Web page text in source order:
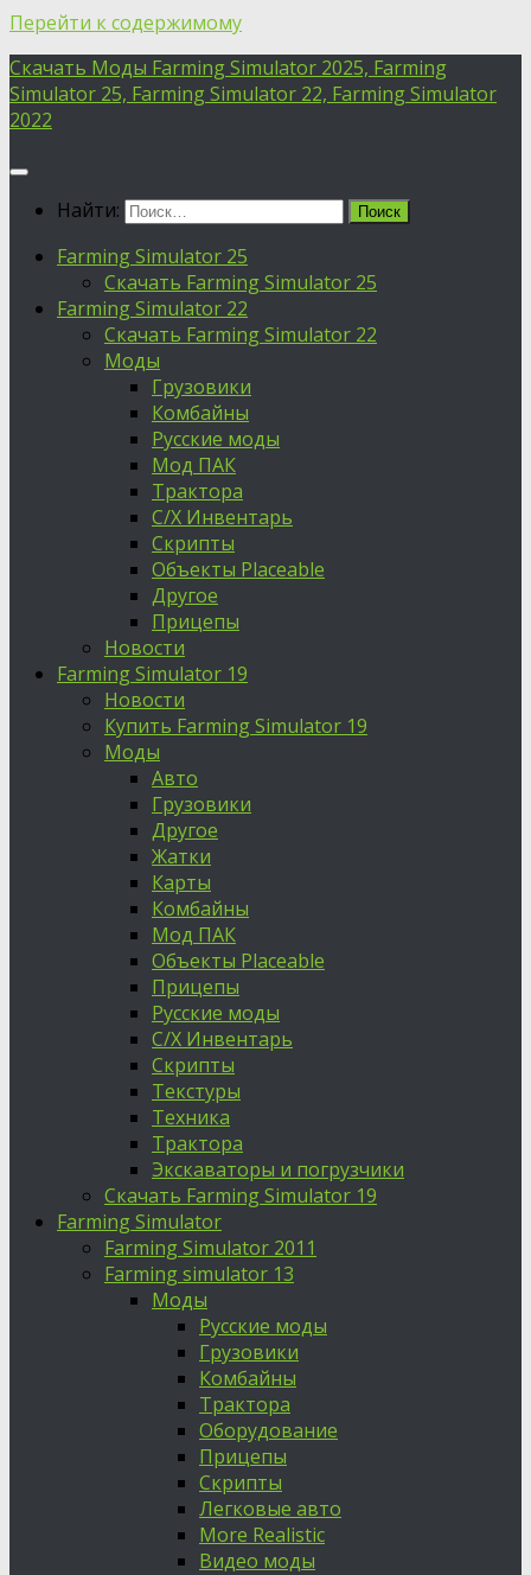
Перейти к содержимому
Скачать Моды Farming Simulator 2025, Farming
Simulator 25, Farming Simulator 22, Farming Simulator
2022
Найти:
Farming Simulator 25
Скачать Farming Simulator 25
Farming Simulator 22
Скачать Farming Simulator 22
Моды
Грузовики
Комбайны
Русские моды
Мод ПАК
Трактора
С/Х Инвентарь
Скрипты
Объекты Placeable
Другое
Прицепы
Новости
Farming Simulator 19
Новости
Купить Farming Simulator 19
Моды
Авто
Грузовики
Другое
Жатки
Карты
Комбайны
Мод ПАК
Объекты Placeable
Прицепы
Русские моды
С/Х Инвентарь
Скрипты
Текстуры
Техника
Трактора
Экскаваторы и погрузчики
Скачать Farming Simulator 19
Farming Simulator
Farming Simulator 2011
Farming simulator 13
Моды
Русские моды
Грузовики
Комбайны
Трактора
Оборудование
Прицепы
Скрипты
Легковые авто
More Realistic
Видео моды